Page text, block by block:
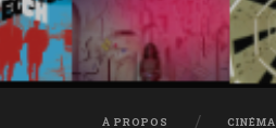
À PROPOS CINÉMA